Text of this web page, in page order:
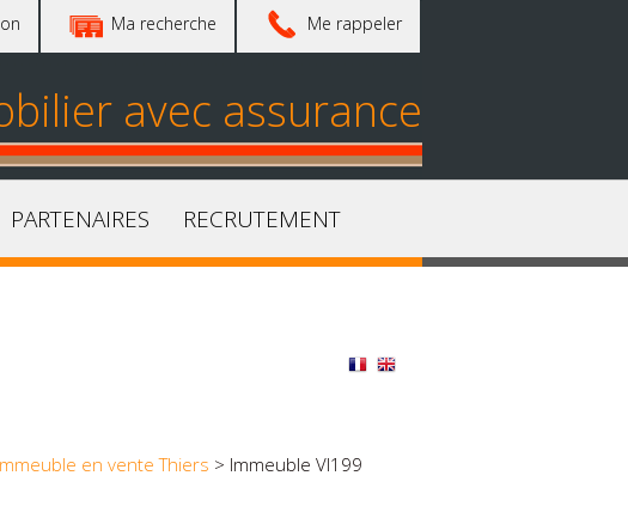
avec assurance
Me rappeler
Ma recherche
PARTENAIRES RECRUTEMENT
en vente Thiers > Immeuble VI199